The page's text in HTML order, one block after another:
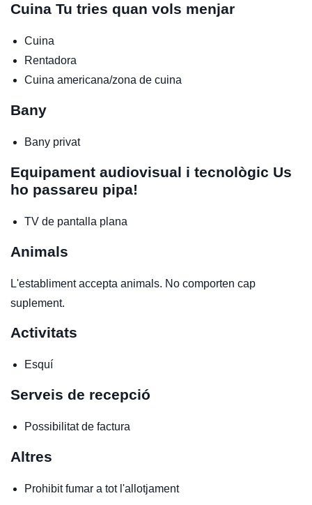
Cuina Tu tries quan vols menjar
Cuina
Rentadora
Cuina americana/zona de cuina
Bany
Bany privat
Equipament audiovisual i tecnològic Us
ho passareu pipa!
TV de pantalla plana
Animals
L'establiment accepta animals. No comporten cap
suplement.
Activitats
Esquí
Serveis de recepció
Possibilitat de factura
Altres
Prohibit fumar a tot l'allotjament